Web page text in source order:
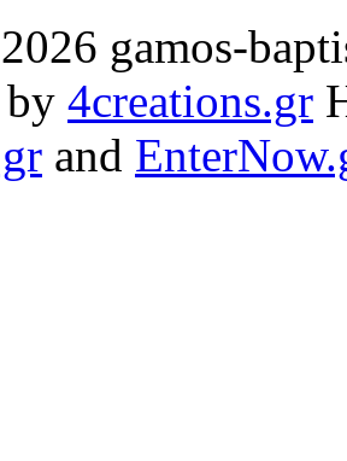
gamos-
by 4creations.gr
and